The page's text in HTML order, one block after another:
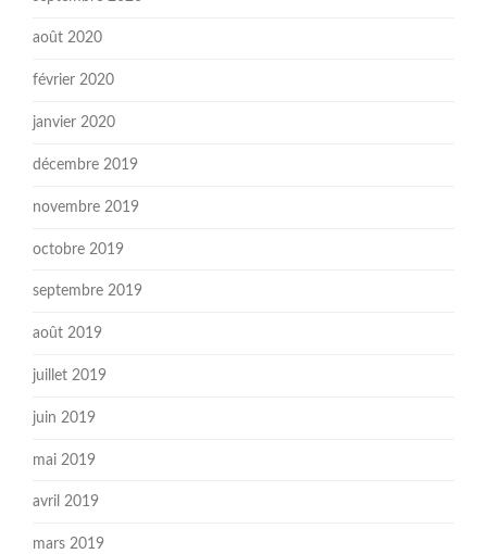
août 2020
février 2020
janvier 2020
décembre 2019
novembre 2019
octobre 2019
septembre 2019
août 2019
juillet 2019
juin 2019
mai 2019
avril 2019
mars 2019